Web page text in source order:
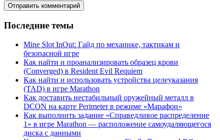
Последние темы
Mine Slot InOut: Гайд по механике, тактикам и
безопасной игре
Как найти и проанализировать образец крови
(Converged) в Resident Evil Requiem
Как найти и использовать устройства целеуказания
(TAD) в игре Marathon
Как доставить нестабильный оружейный металл в
DCON на карте Perimeter в режиме «Марафон»
Как выполнить задание «Справедливое распределение
1» в игре Marathon — расположение самоудаляющегося
диска с данными